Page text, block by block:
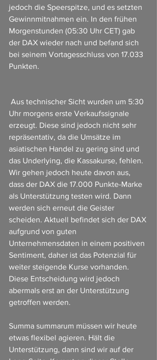
jedoch die Speerspitze, und es setzten
Gewinnmitnahmen ein. In den frühen
Morgenstunden (05:30 Uhr CET) gab
der DAX wieder nach und befand sich
bei seinem Vortagesschluss von 17.033
Punkten.
Aus technischer Sicht wurden um 5:30
Uhr morgens erste Verkaufssignale
erzeugt. Diese sind jedoch nicht sehr
repräsentativ, da die Umsätze im
asiatischen Handel zu gering sind und
das Underlying, die Kassakurse, fehlen.
Wir gehen jedoch heute davon aus,
dass der DAX die 17.000 Punkte-Marke
als Unterstützung testen wird. Dann
werden sich erneut die Geister
scheiden. Aktuell befindet sich der DAX
aufgrund von guten
Unternehmensdaten in einem positiven
Sentiment, daher ist das Potenzial für
weiter steigende Kurse vorhanden.
Diese Entscheidung wird jedoch
abermals erst an der Unterstützung
getroffen werden.
Summa summarum müssen wir heute
etwas flexibel agieren. Hält die
Unterstützung, dann sind wir auf der